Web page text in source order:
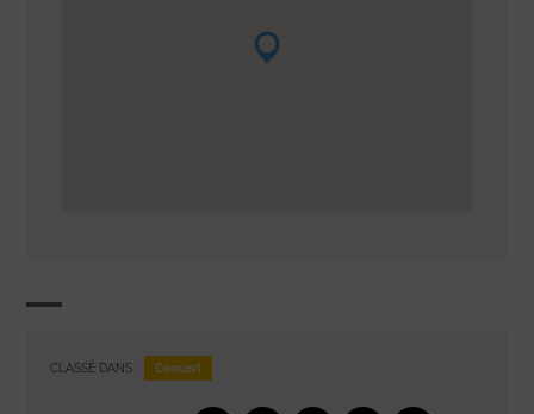
CLASSÉ DANS : Concert